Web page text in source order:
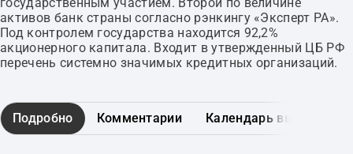
активов банк страны согласно рэнкингу «Эксперт РА».
Под контролем государства находится 92,2%
акционерного капитала. Входит в утвержденный ЦБ РФ
перечень системно значимых кредитных организаций.
Подробно Комментарии Календарь выплат